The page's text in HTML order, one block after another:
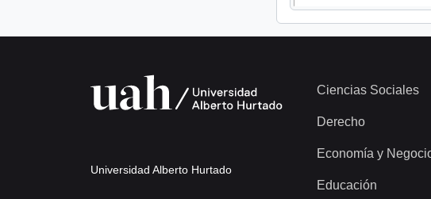
Universidad Alberto Hurtado
Ciencias Sociales
Derecho
Economía y
Educación